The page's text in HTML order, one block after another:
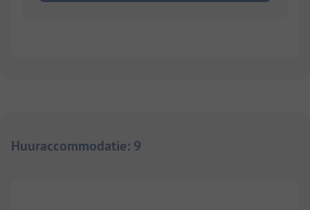
Huuraccommodatie: 9